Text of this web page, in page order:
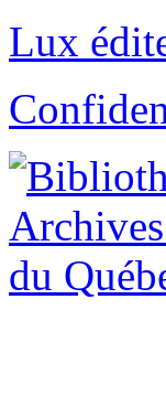
Lux